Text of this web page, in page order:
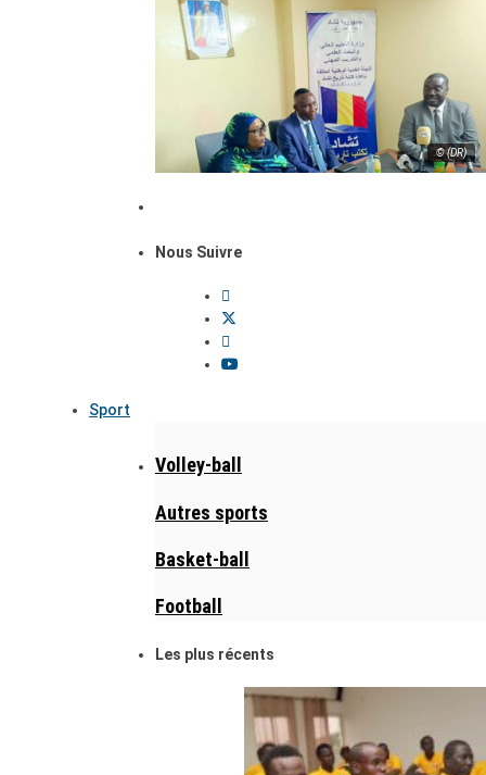
© (DR)
Nous Suivre
Sport
Volley-ball
Autres sports
Basket-ball
Football
Les plus récents